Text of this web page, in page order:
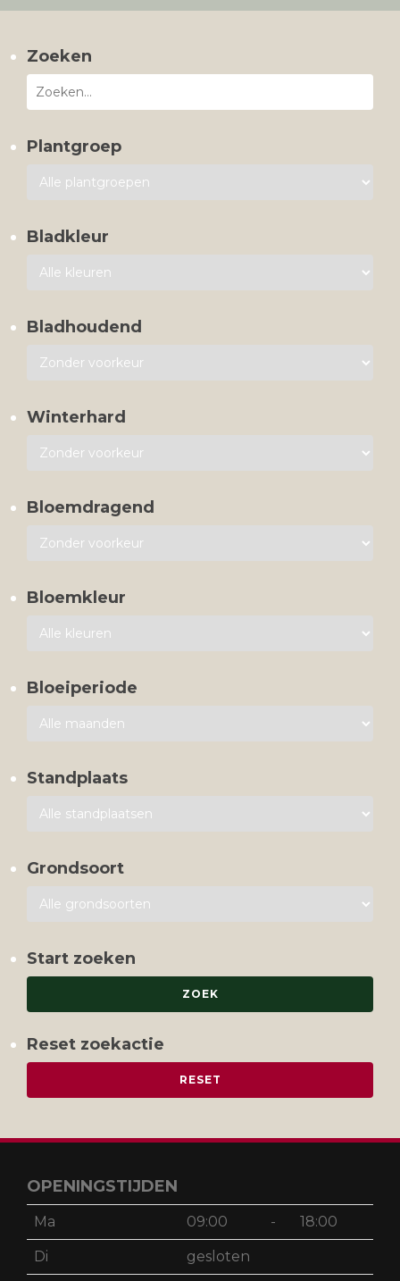
Zoeken
Plantgroep
Bladkleur
Bladhoudend
Winterhard
Bloemdragend
Bloemkleur
Bloeiperiode
Standplaats
Grondsoort
Start zoeken
Reset zoekactie
OPENINGSTIJDEN
Ma 09:00 - 18:00
Di gesloten